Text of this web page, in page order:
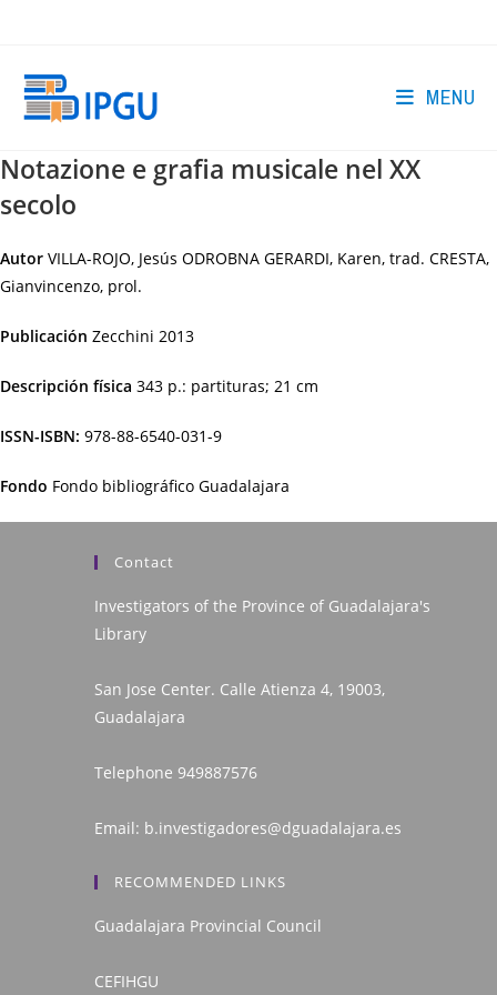
MENU
Notazione e grafia musicale nel XX
secolo
Autor VILLA-ROJO, Jesús ODROBNA GERARDI, Karen, trad. CRESTA,
Gianvincenzo, prol.
Publicación Zecchini 2013
Descripción física 343 p.: partituras; 21 cm
ISSN-ISBN: 978-88-6540-031-9
Fondo Fondo bibliográfico Guadalajara
Contact
Investigators of the Province of Guadalajara's
Library
San Jose Center. Calle Atienza 4, 19003,
Guadalajara
Telephone 949887576
Email: b.investigadores@dguadalajara.es
RECOMMENDED LINKS
Guadalajara Provincial Council
CEFIHGU